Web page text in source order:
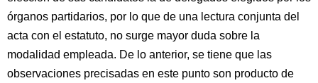
órganos partidarios, por lo que de una lectura conjunta del
acta con el estatuto, no surge mayor duda sobre la
modalidad empleada. De lo anterior, se tiene que las
observaciones precisadas en este punto son producto de